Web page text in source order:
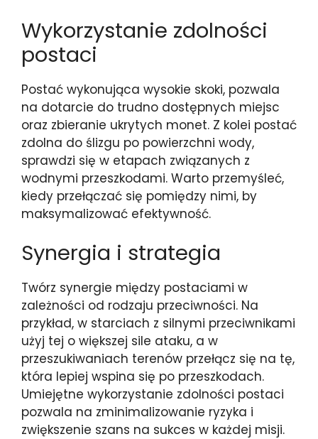
Wykorzystanie zdolności
postaci
Postać wykonująca wysokie skoki, pozwala
na dotarcie do trudno dostępnych miejsc
oraz zbieranie ukrytych monet. Z kolei postać
zdolna do ślizgu po powierzchni wody,
sprawdzi się w etapach związanych z
wodnymi przeszkodami. Warto przemyśleć,
kiedy przełączać się pomiędzy nimi, by
maksymalizować efektywność.
Synergia i strategia
Twórz synergie między postaciami w
zależności od rodzaju przeciwności. Na
przykład, w starciach z silnymi przeciwnikami
użyj tej o większej sile ataku, a w
przeszukiwaniach terenów przełącz się na tę,
która lepiej wspina się po przeszkodach.
Umiejętne wykorzystanie zdolności postaci
pozwala na zminimalizowanie ryzyka i
zwiększenie szans na sukces w każdej misji.